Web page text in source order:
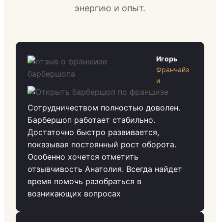
энергию и опыт.
Игорь
Франчайз
и
Сотрудничеством полностью доволен.
Барбершоп работает стабильно.
Достаточно быстро развивается,
показывая постоянный рост оборота.
Особенно хочется отметить
отзывчивость Анатолия. Всегда найдет
время помочь разобраться в
возникающих вопросах